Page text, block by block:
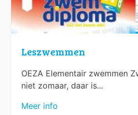
Leszwemmen
OEZA Elementair zwemmen
niet zomaar, daar is...
Meer info